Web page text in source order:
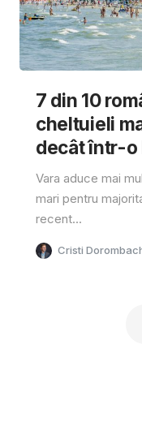
7 din 10
cheltuieli
decât într-o
Vara aduce mai
mari pentru
recent...
Cristi